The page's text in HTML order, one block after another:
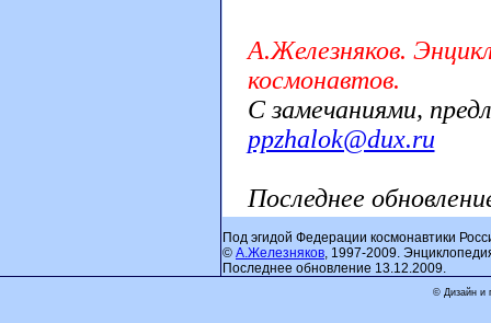
А.Железняков.
космонавтов.
С замечаниями,
ppzhalok@dux.ru
Последнее
Под эгидой Федерации космонавтики
© А.Железняков, 1997-2009.
Последнее обновление 13.12.2009.
© Дизайн и